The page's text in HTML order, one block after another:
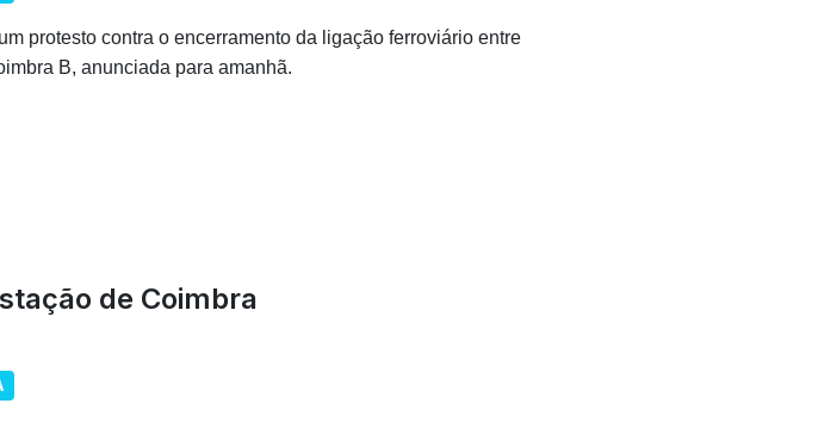
protesto contra o encerramento da ligação ferroviário entre
B, anunciada para amanhã.
de Coimbra